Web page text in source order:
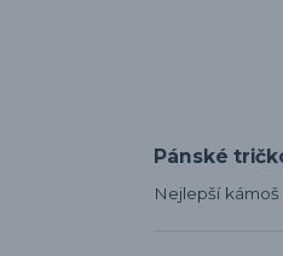
Pánské
Nejlepší